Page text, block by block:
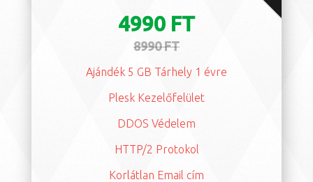
4990 FT
8990 FT
Ajándék 5 GB Tárhely 1 évre
Plesk Kezelőfelület
DDOS Védelem
HTTP/2 Protokol
Korlátlan Email cím